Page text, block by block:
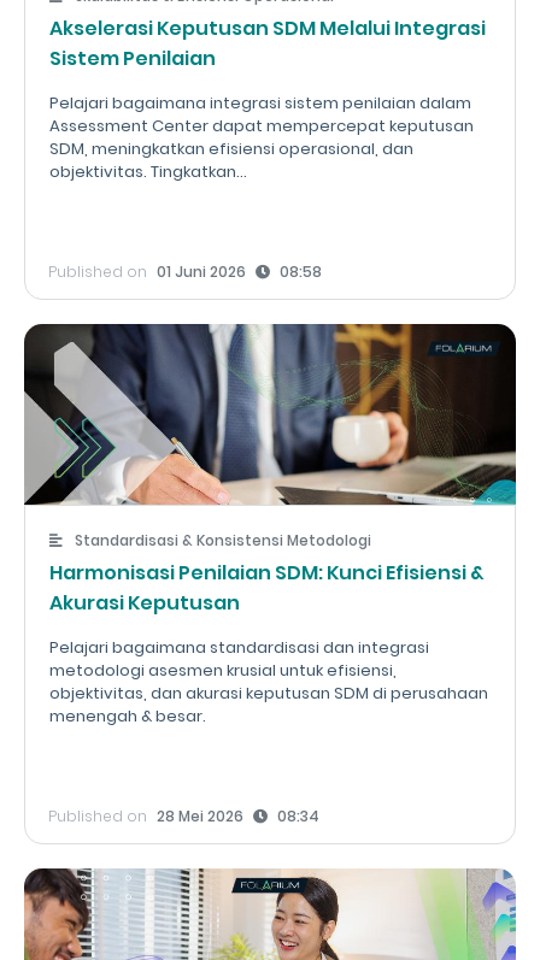
Akselerasi Keputusan SDM Melalui Integrasi
Sistem Penilaian
Pelajari bagaimana integrasi sistem penilaian dalam
Assessment Center dapat mempercepat keputusan
SDM, meningkatkan efisiensi operasional, dan
objektivitas. Tingkatkan...
Published on 01 Juni 2026 08:58
Standardisasi & Konsistensi Metodologi
Harmonisasi Penilaian SDM: Kunci Efisiensi &
Akurasi Keputusan
Pelajari bagaimana standardisasi dan integrasi
metodologi asesmen krusial untuk efisiensi,
objektivitas, dan akurasi keputusan SDM di perusahaan
menengah & besar.
Published on 28 Mei 2026 08:34